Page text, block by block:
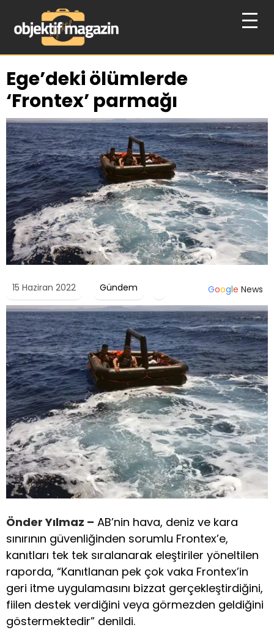
Ege’deki ölümlerde
‘Frontex’ parmağı
15 Haziran 2022 Gündem Google News
Önder Yılmaz – AB’nin hava, deniz ve kara
sınırının güvenliğinden sorumlu Frontex’e,
kanıtları tek tek sıralanarak eleştiriler yöneltilen
raporda, “Kanıtlanan pek çok vaka Frontex’in
geri itme uygulamasını bizzat gerçekleştirdiğini,
fiilen destek verdiğini veya görmezden geldiğini
göstermektedir” denildi.